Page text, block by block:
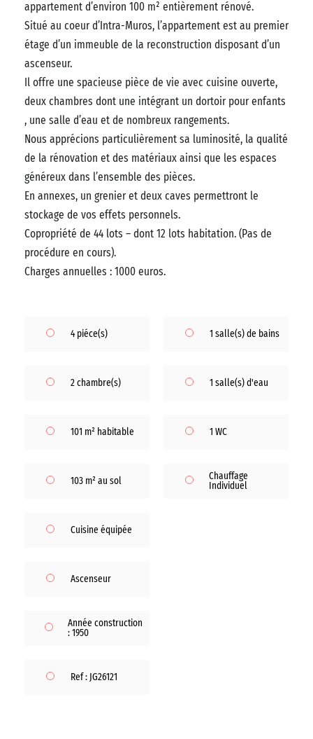
appartement d’environ 100 m² entièrement rénové.
Situé au coeur d’Intra-Muros, l’appartement est au premier
étage d’un immeuble de la reconstruction disposant d’un
ascenseur.
Il offre une spacieuse pièce de vie avec cuisine ouverte,
deux chambres dont une intégrant un dortoir pour enfants
, une salle d’eau et de nombreux rangements.
Nous apprécions particulièrement sa luminosité, la qualité
de la rénovation et des matériaux ainsi que les espaces
généreux dans l’ensemble des pièces.
En annexes, un grenier et deux caves permettront le
stockage de vos effets personnels.
Copropriété de 44 lots – dont 12 lots habitation. (Pas de
procédure en cours).
Charges annuelles : 1000 euros.
4 piéce(s)
2 chambre(s)
101 m² habitable
103 m² au sol
1 salle(s) de bains
1 salle(s) d'eau
1 WC
Chauffage
Individuel
Cuisine équipée
Ascenseur
Année construction
: 1950
Ref : JG26121